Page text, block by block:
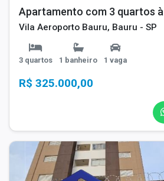
Apartamento com 3 quartos
Vila Aeroporto Bauru, Bauru - SP
3 quartos 1 banheiro 1 vaga
R$ 325.000,00